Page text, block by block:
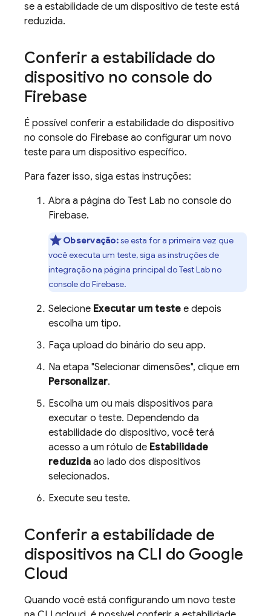
se a estabilidade de um dispositivo de teste está
reduzida.
Conferir a estabilidade do
dispositivo no console do
Firebase
É possível conferir a estabilidade do dispositivo
no console do Firebase ao configurar um novo
teste para um dispositivo específico.
Para fazer isso, siga estas instruções:
Abra a página do Test Lab no console do
Firebase.
Observação:se esta for a primeira vez que
você executa um teste, siga as instruções de
integração na página principal doTest Labno
console doFirebase.
Selecione Executar um teste e depois
escolha um tipo.
Faça upload do binário do seu app.
Na etapa "Selecionar dimensões", clique em
Personalizar.
Escolha um ou mais dispositivos para
executar o teste. Dependendo da
estabilidade do dispositivo, você terá
acesso a um rótulo de Estabilidade
reduzida ao lado dos dispositivos
selecionados.
Execute seu teste.
Conferir a estabilidade de
dispositivos na CLI do Google
Cloud
Quando você está configurando um novo teste